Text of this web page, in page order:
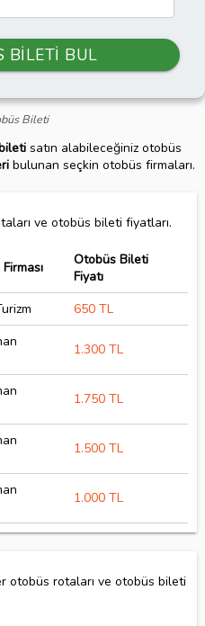
BİLETİ BUL
Bileti
satın alabileceğiniz otobüs
bulunan seçkin otobüs firmaları.
ve otobüs bileti fiyatları.
Otobüs Bileti
Fiyatı
650 TL
1.300 TL
1.750 TL
1.500 TL
1.000 TL
otobüs rotaları ve otobüs bileti